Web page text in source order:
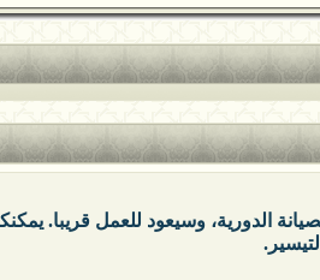
الدورية، وسيعود للعمل قريبا.